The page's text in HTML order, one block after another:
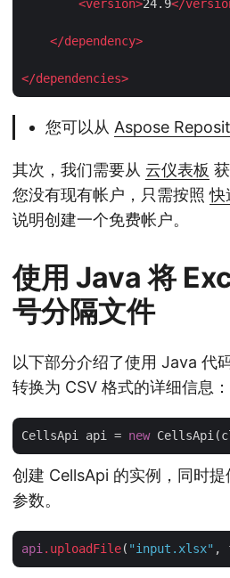
<version>24.9</
</dependency>
</dependencies>
您可以从 Aspose
其次，我们需要从 云仪表板
您没有现有帐户，只需按照快
说明创建一个免费帐户。
使用 Java 将
号分隔文件
以下部分介绍了使用 Java 代
转换为 CSV 格式的详细信息：
CellsApi api = new
创建 CellsApi 的实例，同时提
参数。
api .uploadFile( "input.xlsx" ,